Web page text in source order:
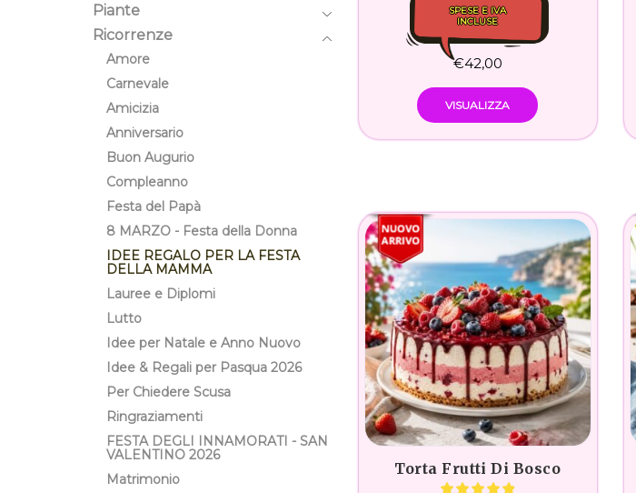
SPESE E IVA
INCLUSE
€42,00
VISUALIZZA
Torta Frutti Di Bosco
Piante
Ricorrenze
Amore
Carnevale
Amicizia
Anniversario
Buon Augurio
Compleanno
Festa del Papà
8 MARZO - Festa della Donna
IDEE REGALO PER LA FESTA
DELLA MAMMA
Lauree e Diplomi
Lutto
Idee per Natale e Anno Nuovo
Idee & Regali per Pasqua 2026
Per Chiedere Scusa
Ringraziamenti
FESTA DEGLI INNAMORATI - SAN
VALENTINO 2026
Matrimonio